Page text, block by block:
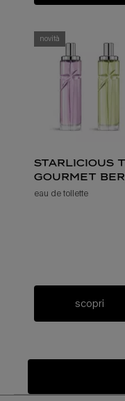
novità
starlicious
gourmet
bundle
eau de toilette
scopri